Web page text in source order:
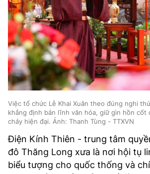
LIÊN HỆ QUẢNG CÁO
Hotline: 0981.119.189
Điện thoại: 024.38254756
MẠNG XÃ HỘI
Việc tổ chức Lễ Khai Xuân theo đúng nghi
khẳng định bản lĩnh văn hóa, giữ gìn hồn cốt
chảy hiện đại. Ảnh: Thanh Tùng - TTXVN
Điện Kính Thiên - trung tâm
đô Thăng Long xưa là nơi hội tụ
biểu tượng cho quốc thống và